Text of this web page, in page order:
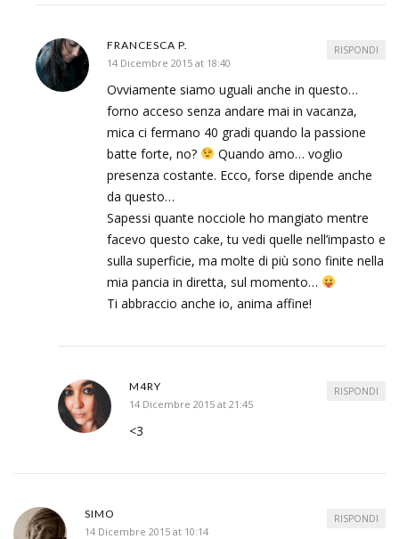
FRANCESCA P.
14 Dicembre 2015 at 18:40
Ovviamente siamo uguali anche in questo…
forno acceso senza andare mai in vacanza,
mica ci fermano 40 gradi quando la passione
batte forte, no?
Quando amo… voglio
presenza costante. Ecco, forse dipende anche
da questo…
Sapessi quante nocciole ho mangiato mentre
facevo questo cake, tu vedi quelle nell’impasto e
sulla superficie, ma molte di più sono finite nella
mia pancia in diretta, sul momento…
Ti abbraccio anche io, anima affine!
RISPONDI
M4RY
14 Dicembre 2015 at 21:45
<3
RISPONDI
SIMO
14 Dicembre 2015 at 10:14
RISPONDI